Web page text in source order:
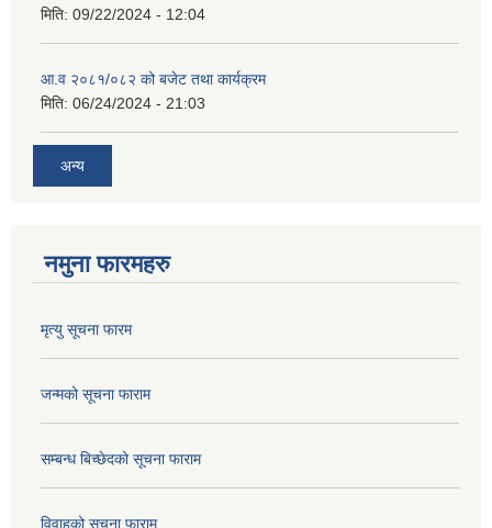
मिति: 09/22/2024 - 12:04
आ.व २०८१/०८२ को बजेट तथा कार्यक्रम
मिति: 06/24/2024 - 21:03
अन्य
नमुना फारमहरु
मृत्यु सूचना फारम
जन्मको सूचना फाराम
सम्बन्ध बिच्छेदको सूचना फाराम
विवाहको सचूना फाराम